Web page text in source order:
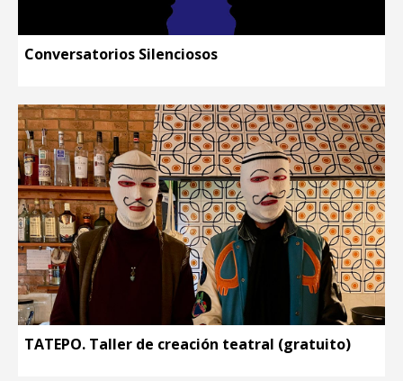
Conversatorios Silenciosos
TATEPO. Taller de creación teatral (gratuito)